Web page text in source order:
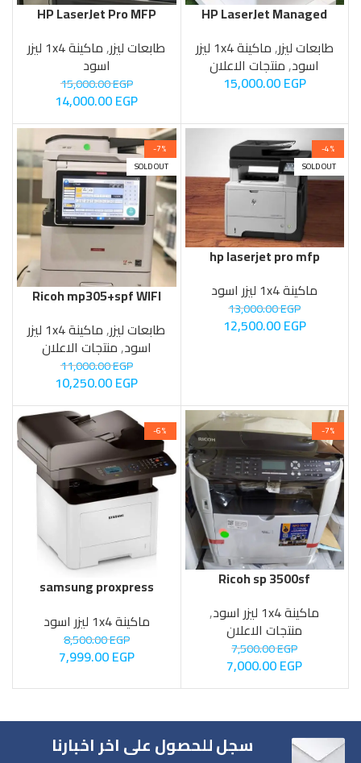
HP LaserJet Managed
طابعات ليزر, ماكينة 1x4 ليزر
اسود,منتجات الاعلان
15,000.00EGP
HP LaserJet Pro MFP
طابعات ليزر, ماكينة 1x4 ليزر
اسود
15,000.00EGP
14,000.00EGP
-4%
SOLD OUT
hp laserjet pro mfp
ماكينة 1x4 ليزر اسود
13,000.00EGP
12,500.00EGP
-7%
SOLD OUT
Ricoh mp305+spf WIFI
طابعات ليزر, ماكينة 1x4 ليزر
اسود,منتجات الاعلان
11,000.00EGP
10,250.00EGP
-7%
Ricoh sp 3500sf
ماكينة 1x4 ليزر اسود
,
منتجات الاعلان
7,500.00EGP
7,000.00EGP
-6%
samsung proxpress
ماكينة 1x4 ليزر اسود
8,500.00EGP
7,999.00EGP
سجل للحصول على اخر اخبارنا